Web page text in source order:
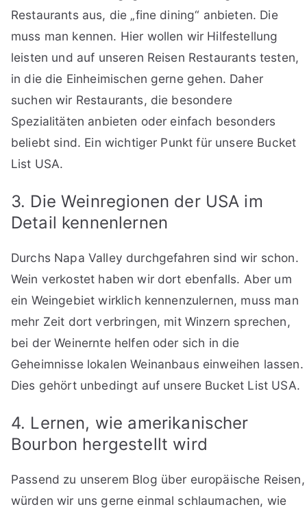
Restaurants aus, die „fine dining“ anbieten. Die
muss man kennen. Hier wollen wir Hilfestellung
leisten und auf unseren Reisen Restaurants testen,
in die die Einheimischen gerne gehen. Daher
suchen wir Restaurants, die besondere
Spezialitäten anbieten oder einfach besonders
beliebt sind. Ein wichtiger Punkt für unsere Bucket
List USA.
3. Die Weinregionen der USA im
Detail kennenlernen
Durchs Napa Valley durchgefahren sind wir schon.
Wein verkostet haben wir dort ebenfalls. Aber um
ein Weingebiet wirklich kennenzulernen, muss man
mehr Zeit dort verbringen, mit Winzern sprechen,
bei der Weinernte helfen oder sich in die
Geheimnisse lokalen Weinanbaus einweihen lassen.
Dies gehört unbedingt auf unsere Bucket List USA.
4. Lernen, wie amerikanischer
Bourbon hergestellt wird
Passend zu unserem Blog über europäische Reisen,
würden wir uns gerne einmal schlaumachen, wie